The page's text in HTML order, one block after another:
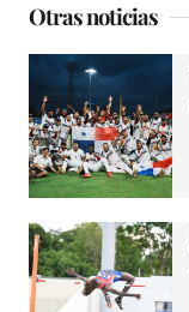
Otras noticias